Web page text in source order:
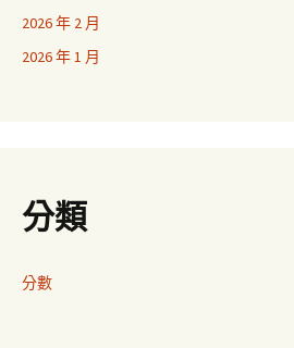
2026 年 2 月
2026 年 1 月
分類
分數